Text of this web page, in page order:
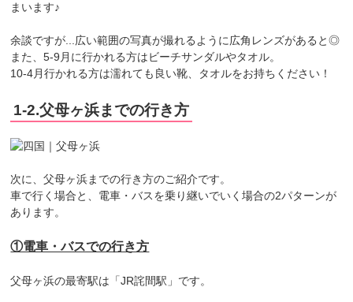
まいます♪
余談ですが...広い範囲の写真が撮れるように広角レンズがあると◎
また、5-9月に行かれる方はビーチサンダルやタオル。
10-4月行かれる方は濡れても良い靴、タオルをお持ちください！
1-2.父母ヶ浜までの行き方
次に、父母ヶ浜までの行き方のご紹介です。
車で行く場合と、電車・バスを乗り継いでいく場合の2パターンが
あります。
①電車・バスでの行き方
父母ヶ浜の最寄駅は「JR詫間駅」です。